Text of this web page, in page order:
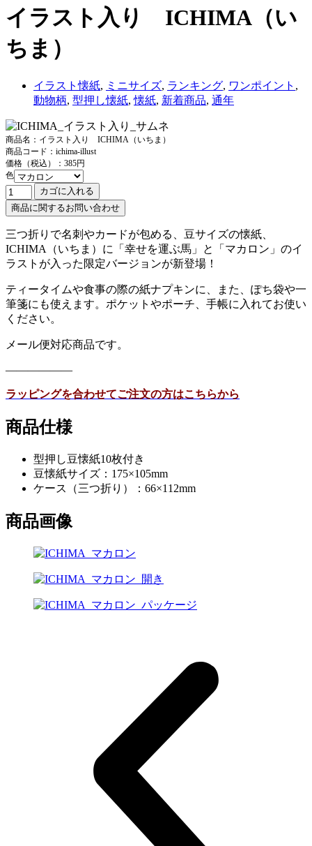
イラスト入り ICHIMA（い
ちま）
イラスト懐紙, ミニサイズ, ランキング, ワンポイント ,
動物柄, 型押し懐紙,懐紙, 新着商品, 通年
商品名：イラスト入り ICHIMA（いちま）
商品コード：ichima-illust
価格（税込）：385円
色
三つ折りで名刺やカードが包める、豆サイズの懐紙、
ICHIMA（いちま）に「幸せを運ぶ馬」と「マカロン」のイ
ラストが入った限定バージョンが新登場！
ティータイムや食事の際の紙ナプキンに、また、ぽち袋や一
筆箋にも使えます。ポケットやポーチ、手帳に入れてお使い
ください。
メール便対応商品です。
——————
ラッピングを合わせてご注文の方はこちらから
商品仕様
型押し豆懐紙10枚付き
豆懐紙サイズ：175×105mm
ケース（三つ折り）：66×112mm
商品画像